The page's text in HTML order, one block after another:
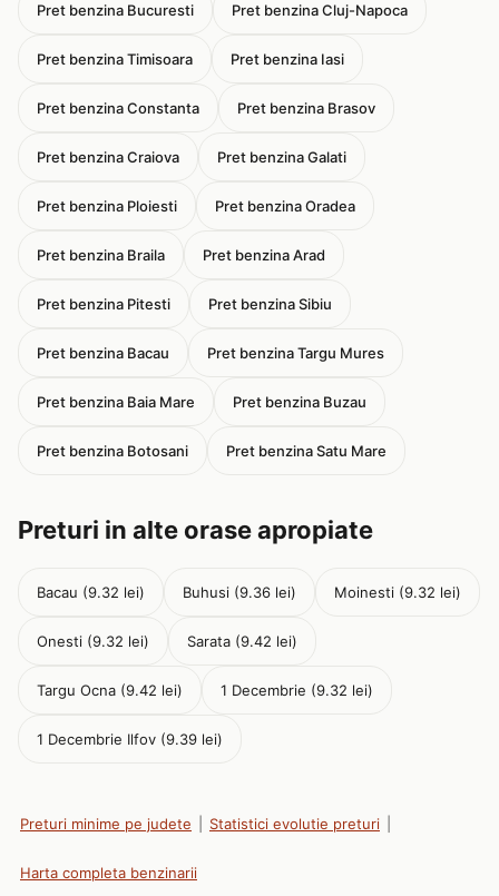
Pret benzina Bucuresti Pret benzina Cluj-Napoca
Pret benzina Timisoara Pret benzina Iasi
Pret benzina Constanta Pret benzina Brasov
Pret benzina Craiova Pret benzina Galati
Pret benzina Ploiesti Pret benzina Oradea
Pret benzina Braila Pret benzina Arad
Pret benzina Pitesti Pret benzina Sibiu
Pret benzina Bacau Pret benzina Targu Mures
Pret benzina Baia Mare Pret benzina Buzau
Pret benzina Botosani Pret benzina Satu Mare
Preturi in alte orase apropiate
Bacau (9.32 lei) Buhusi (9.36 lei) Moinesti (9.32 lei)
Onesti (9.32 lei) Sarata (9.42 lei)
Targu Ocna (9.42 lei) 1 Decembrie (9.32 lei)
1 Decembrie Ilfov (9.39 lei)
Preturi minime pe judete Statistici evolutie preturi
Harta completa benzinarii